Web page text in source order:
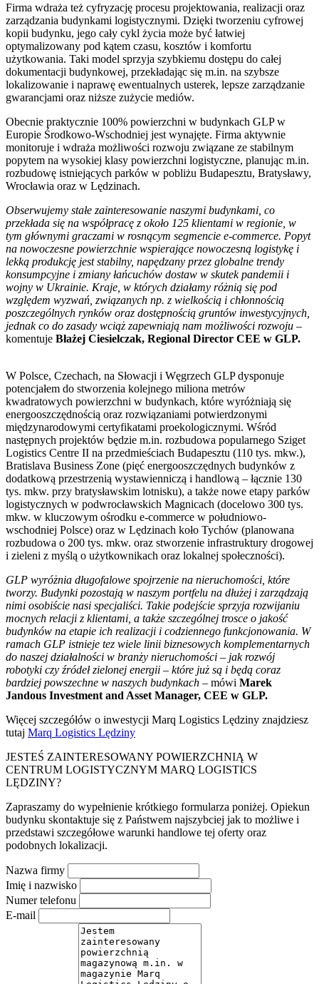
Firma wdraża też cyfryzację procesu projektowania, realizacji oraz
zarządzania budynkami logistycznymi. Dzięki tworzeniu cyfrowej
kopii budynku, jego cały cykl życia może być łatwiej
optymalizowany pod kątem czasu, kosztów i komfortu
użytkowania. Taki model sprzyja szybkiemu dostępu do całej
dokumentacji budynkowej, przekładając się m.in. na szybsze
lokalizowanie i naprawę ewentualnych usterek, lepsze zarządzanie
gwarancjami oraz niższe zużycie mediów.
Obecnie praktycznie 100% powierzchni w budynkach GLP w
Europie Środkowo-Wschodniej jest wynajęte. Firma aktywnie
monitoruje i wdraża możliwości rozwoju związane ze stabilnym
popytem na wysokiej klasy powierzchni logistyczne, planując m.in.
rozbudowę istniejących parków w pobliżu Budapesztu, Bratysławy,
Wrocławia oraz w Lędzinach.
Obserwujemy stałe zainteresowanie naszymi budynkami, co
przekłada się na współpracę z około 125 klientami w regionie, w
tym głównymi graczami w rosnącym segmencie e-commerce. Popyt
na nowoczesne powierzchnie wspierające nowoczesną logistykę i
lekką produkcję jest stabilny, napędzany przez globalne trendy
konsumpcyjne i zmiany łańcuchów dostaw w skutek pandemii i
wojny w Ukrainie. Kraje, w których działamy różnią się pod
względem wyzwań, związanych np. z wielkością i chłonnością
poszczególnych rynków oraz dostępnością gruntów inwestycyjnych,
jednak co do zasady wciąż zapewniają nam możliwości rozwoju –
komentuje Błażej Ciesielczak, Regional Director CEE w GLP.
W Polsce, Czechach, na Słowacji i Węgrzech GLP dysponuje
potencjałem do stworzenia kolejnego miliona metrów
kwadratowych powierzchni w budynkach, które wyróżniają się
energooszczędnością oraz rozwiązaniami potwierdzonymi
międzynarodowymi certyfikatami proekologicznymi. Wśród
następnych projektów będzie m.in. rozbudowa popularnego Sziget
Logistics Centre II na przedmieściach Budapesztu (110 tys. mkw.),
Bratislava Business Zone (pięć energooszczędnych budynków z
dodatkową przestrzenią wystawienniczą i handlową – łącznie 130
tys. mkw. przy bratysławskim lotnisku), a także nowe etapy parków
logistycznych w podwrocławskich Magnicach (docelowo 300 tys.
mkw. w kluczowym ośrodku e-commerce w południowo-
wschodniej Polsce) oraz w Lędzinach koło Tychów (planowana
rozbudowa o 200 tys. mkw. oraz stworzenie infrastruktury drogowej
i zieleni z myślą o użytkownikach oraz lokalnej społeczności).
GLP wyróżnia długofalowe spojrzenie na nieruchomości, które
tworzy. Budynki pozostają w naszym portfelu na dłużej i zarządzają
nimi osobiście nasi specjaliści. Takie podejście sprzyja rozwijaniu
mocnych relacji z klientami, a także szczególnej trosce o jakość
budynków na etapie ich realizacji i codziennego funkcjonowania. W
ramach GLP istnieje tez wiele linii biznesowych komplementarnych
do naszej działalności w branży nieruchomości – jak rozwój
robotyki czy źródeł zielonej energii – które już są i będą coraz
bardziej powszechne w naszych budynkach – mówi Marek
Jandous Investment and Asset Manager, CEE w GLP.
Więcej szczegółów o inwestycji Marq Logistics Lędziny znajdziesz
tutaj Marq Logistics Lędziny
JESTEŚ ZAINTERESOWANY POWIERZCHNIĄ W
CENTRUM LOGISTYCZNYM MARQ LOGISTICS
LĘDZINY?
Zapraszamy do wypełnienie krótkiego formularza poniżej. Opiekun
budynku skontaktuje się z Państwem najszybciej jak to możliwe i
przedstawi szczegółowe warunki handlowe tej oferty oraz
podobnych lokalizacji.
Nazwa firmy
Imię i nazwisko
Numer telefonu
E-mail